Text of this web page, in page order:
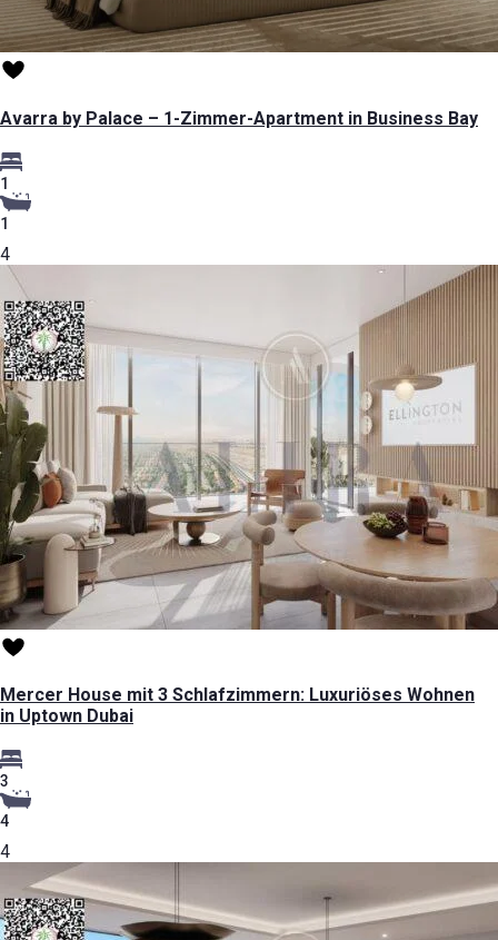
Avarra by Palace – 1-Zimmer-Apartment in Business Bay
1
1
4
Mercer House mit 3 Schlafzimmern: Luxuriöses Wohnen
in Uptown Dubai
3
4
4